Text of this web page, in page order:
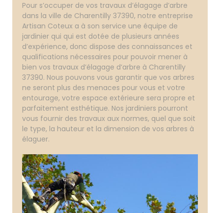
Pour s’occuper de vos travaux d’élagage d’arbre
dans la ville de Charentilly 37390, notre entreprise
Artisan Coteux a à son service une équipe de
jardinier qui qui est dotée de plusieurs années
d’expérience, donc dispose des connaissances et
qualifications nécessaires pour pouvoir mener à
bien vos travaux d’élagage d’arbre à Charentilly
37390. Nous pouvons vous garantir que vos arbres
ne seront plus des menaces pour vous et votre
entourage, votre espace extérieure sera propre et
parfaitement esthétique. Nos jardiniers pourront
vous fournir des travaux aux normes, quel que soit
le type, la hauteur et la dimension de vos arbres à
élaguer.